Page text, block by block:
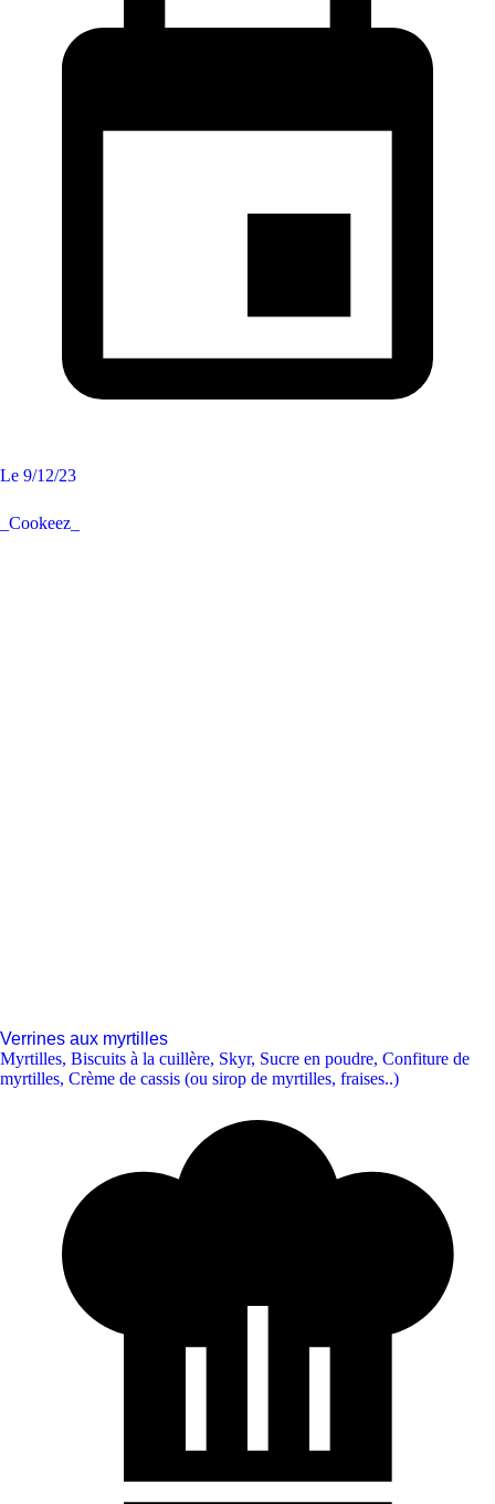
Le 9/12/23
_Cookeez_
Verrines aux myrtilles
Myrtilles, Biscuits à la cuillère, Skyr, Sucre en poudre, Confiture de
myrtilles, Crème de cassis (ou sirop de myrtilles, fraises..)